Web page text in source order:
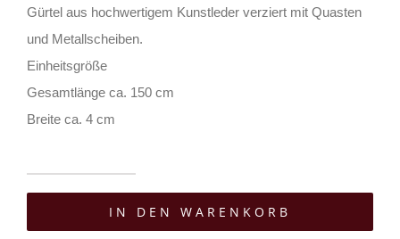
Gürtel aus hochwertigem Kunstleder verziert mit Quasten
und Metallscheiben.
Einheitsgröße
Gesamtlänge ca. 150 cm
Breite ca. 4 cm
Moonshine
IN DEN WARENKORB